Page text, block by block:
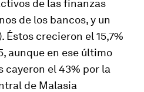
de las finanzas
de los bancos, y un
Éstos crecieron el 15,7%
aunque en ese último
cayeron el 43% por la
de Malasia